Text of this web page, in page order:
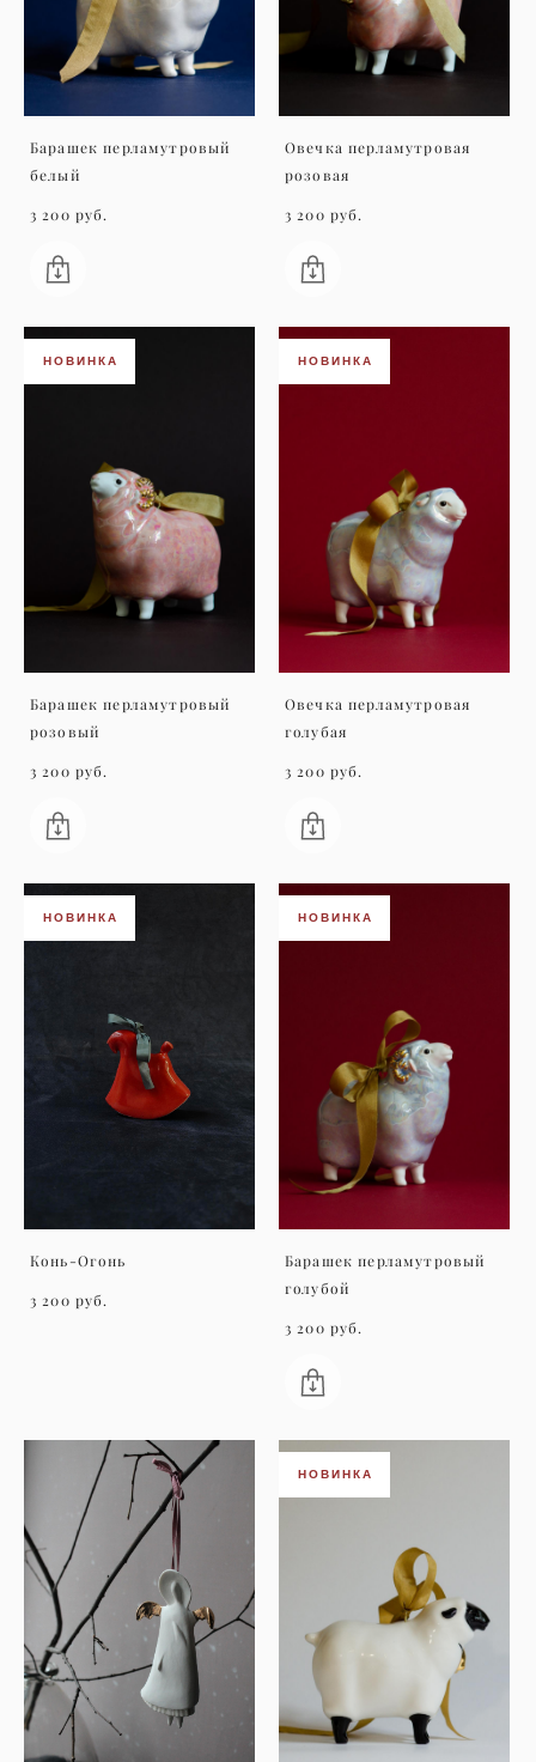
Барашек перламутровый
белый
3 200 pуб.
Овечка перламутровая
розовая
3 200 pуб.
НОВИНКА
Барашек перламутровый
розовый
3 200 pуб.
НОВИНКА
Овечка перламутровая
голубая
3 200 pуб.
НОВИНКА
Конь-Огонь
3 200 pуб.
НОВИНКА
Барашек перламутровый
голубой
3 200 pуб.
НОВИНКА